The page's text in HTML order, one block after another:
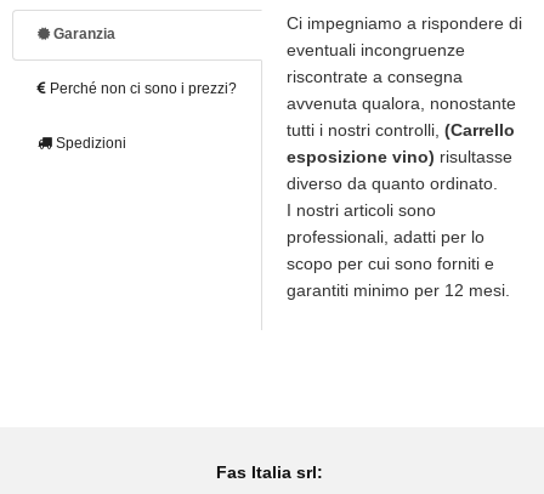
Garanzia
Perché non ci sono i prezzi?
Spedizioni
Ci impegniamo a rispondere di
eventuali incongruenze
riscontrate a consegna
avvenuta qualora, nonostante
tutti i nostri controlli, (Carrello
esposizione vino) risultasse
diverso da quanto ordinato.
I nostri articoli sono
professionali, adatti per lo
scopo per cui sono forniti e
garantiti minimo per 12 mesi.
Fas Italia srl: